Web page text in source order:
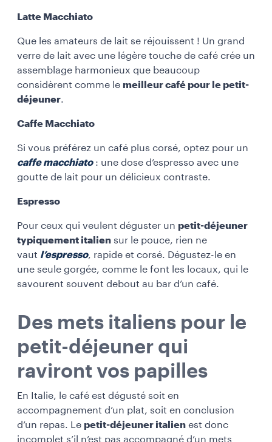
Latte Macchiato
Que les amateurs de lait se réjouissent ! Un grand
verre de lait avec une légère touche de café crée un
assemblage harmonieux que beaucoup
considèrent comme le meilleur café pour le petit-
déjeuner.
Caffe Macchiato
Si vous préférez un café plus corsé, optez pour un
caffe macchiato: une dose d’espresso avec une
goutte de lait pour un délicieux contraste.
Espresso
Pour ceux qui veulent déguster un petit-déjeuner
typiquement italien sur le pouce, rien ne
vaut l’espresso, rapide et corsé. Dégustez-le en
une seule gorgée, comme le font les locaux, qui le
savourent souvent debout au bar d’un café.
Des mets italiens pour le
petit-déjeuner qui
raviront vos papilles
En Italie, le café est dégusté soit en
accompagnement d’un plat, soit en conclusion
d’un repas. Le petit-déjeuner italien est donc
incomplet s’il n’est pas accompagné d’un mets